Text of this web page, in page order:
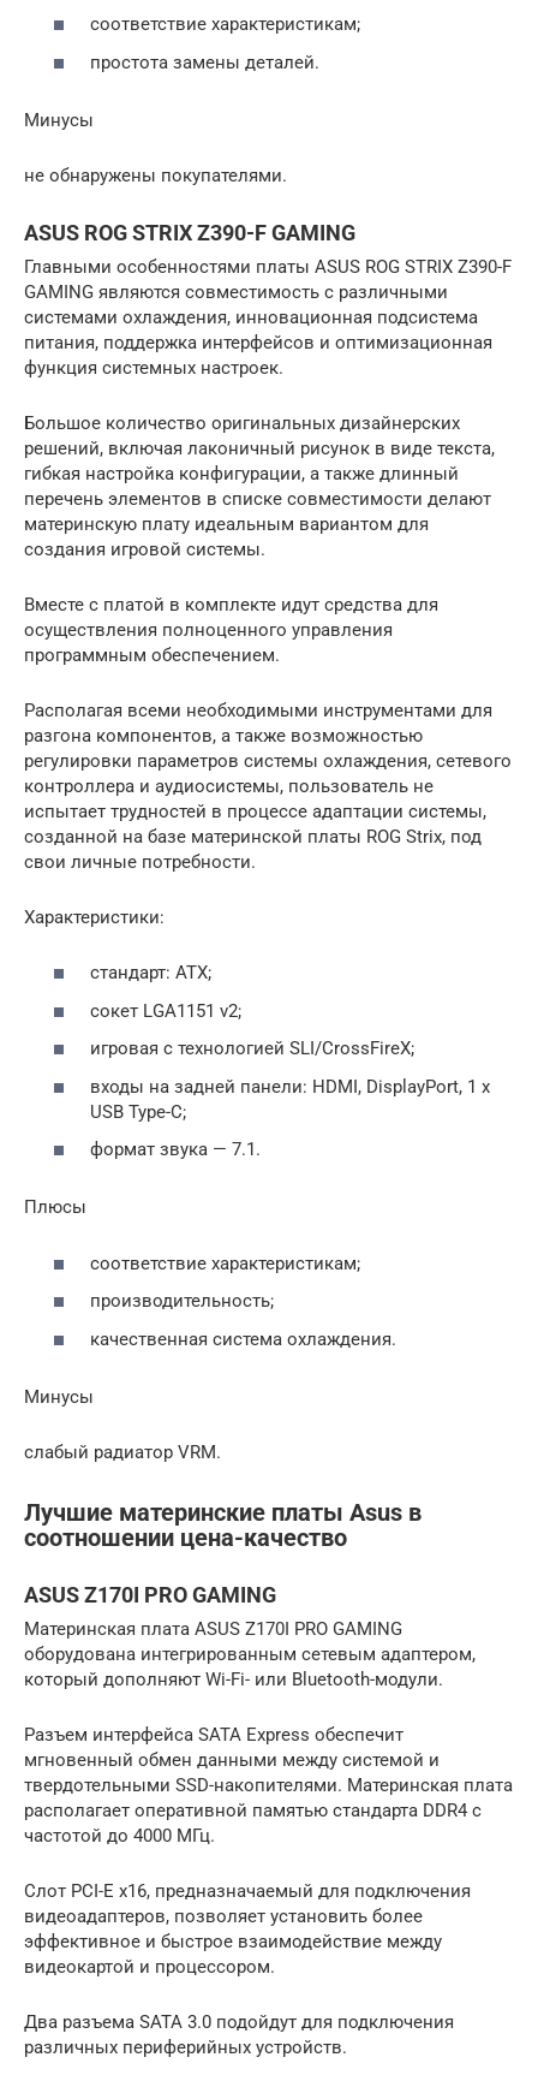
соответствие характеристикам;
простота замены деталей.
Минусы
не обнаружены покупателями.
ASUS ROG STRIX Z390-F GAMING
Главными особенностями платы ASUS ROG STRIX Z390-F
GAMING являются совместимость с различными
системами охлаждения, инновационная подсистема
питания, поддержка интерфейсов и оптимизационная
функция системных настроек.
Большое количество оригинальных дизайнерских
решений, включая лаконичный рисунок в виде текста,
гибкая настройка конфигурации, а также длинный
перечень элементов в списке совместимости делают
материнскую плату идеальным вариантом для
создания игровой системы.
Вместе с платой в комплекте идут средства для
осуществления полноценного управления
программным обеспечением.
Располагая всеми необходимыми инструментами для
разгона компонентов, а также возможностью
регулировки параметров системы охлаждения, сетевого
контроллера и аудиосистемы, пользователь не
испытает трудностей в процессе адаптации системы,
созданной на базе материнской платы ROG Strix, под
свои личные потребности.
Характеристики:
стандарт: ATX;
сокет LGA1151 v2;
игровая с технологией SLI/CrossFireX;
входы на задней панели: HDMI, DisplayPort, 1 x
USB Type-C;
формат звука — 7.1.
Плюсы
соответствие характеристикам;
производительность;
качественная система охлаждения.
Минусы
слабый радиатор VRM.
Лучшие материнские платы Asus в
соотношении цена-качество
ASUS Z170I PRO GAMING
Материнская плата ASUS Z170I PRO GAMING
оборудована интегрированным сетевым адаптером,
который дополняют Wi-Fi- или Bluetooth-модули.
Разъем интерфейса SATA Express обеспечит
мгновенный обмен данными между системой и
твердотельными SSD-накопителями. Материнская плата
располагает оперативной памятью стандарта DDR4 с
частотой до 4000 МГц.
Слот PCI-E x16, предназначаемый для подключения
видеоадаптеров, позволяет установить более
эффективное и быстрое взаимодействие между
видеокартой и процессором.
Два разъема SATA 3.0 подойдут для подключения
различных периферийных устройств.